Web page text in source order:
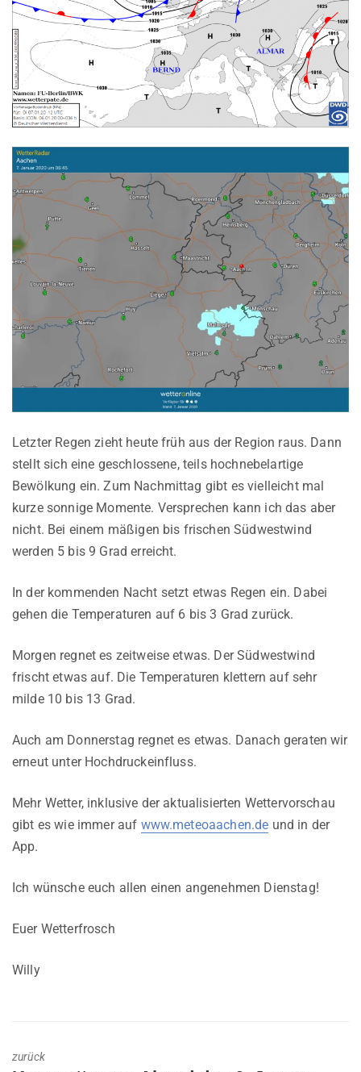
Letzter Regen zieht heute früh aus der Region raus. Dann
stellt sich eine geschlossene, teils hochnebelartige
Bewölkung ein. Zum Nachmittag gibt es vielleicht mal
kurze sonnige Momente. Versprechen kann ich das aber
nicht. Bei einem mäßigen bis frischen Südwestwind
werden 5 bis 9 Grad erreicht.
In der kommenden Nacht setzt etwas Regen ein. Dabei
gehen die Temperaturen auf 6 bis 3 Grad zurück.
Morgen regnet es zeitweise etwas. Der Südwestwind
frischt etwas auf. Die Temperaturen klettern auf sehr
milde 10 bis 13 Grad.
Auch am Donnerstag regnet es etwas. Danach geraten wir
erneut unter Hochdruckeinfluss.
Mehr Wetter, inklusive der aktualisierten Wettervorschau
gibt es wie immer auf www.meteoaachen.de und in der
App.
Ich wünsche euch allen einen angenehmen Dienstag!
Euer Wetterfrosch
Willy
zurück